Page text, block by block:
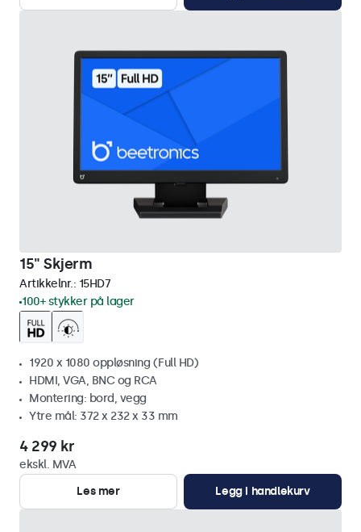
15" Skjerm
Artikkelnr.: 15HD7
100+ stykker på lager
1920 x 1080 oppløsning (Full HD)
HDMI, VGA, BNC og RCA
Montering: bord, vegg
Ytre mål: 372 x 232 x 33 mm
4 299 kr
ekskl. MVA
Les mer
Legg i handlekurv